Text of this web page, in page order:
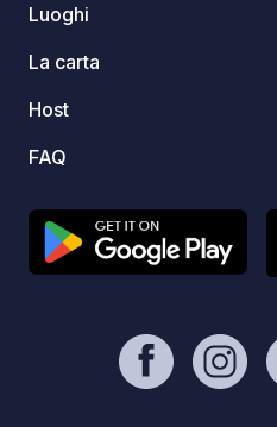
Luoghi
La carta
Host
FAQ